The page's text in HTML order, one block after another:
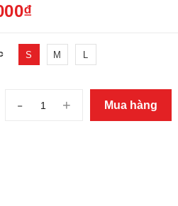
S M L
- + Mua hàng